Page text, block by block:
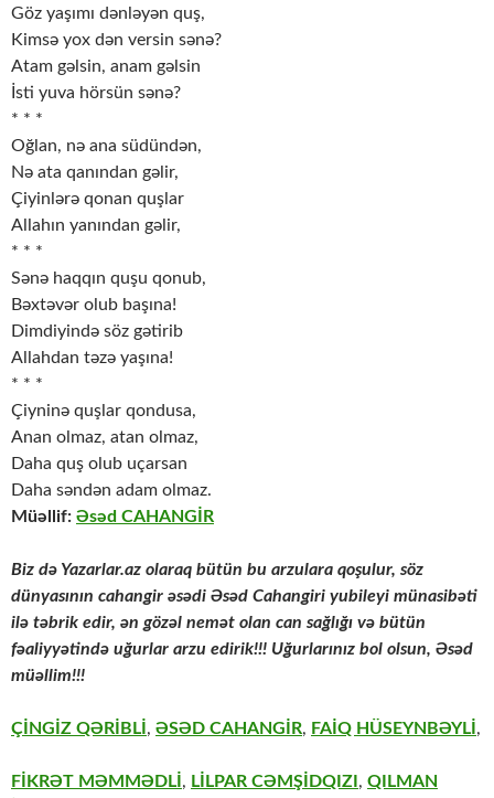
Göz yaşımı dənləyən quş,
Kimsə yox dən versin sənə?
Atam gəlsin, anam gəlsin
İsti yuva hörsün sənə?
* * *
Oğlan, nə ana südündən,
Nə ata qanından gəlir,
Çiyinlərə qonan quşlar
Allahın yanından gəlir,
* * *
Sənə haqqın quşu qonub,
Bəxtəvər olub başına!
Dimdiyində söz gətirib
Allahdan təzə yaşına!
* * *
Çiyninə quşlar qondusa,
Anan olmaz, atan olmaz,
Daha quş olub uçarsan
Daha səndən adam olmaz.
Müəllif: Əsəd CAHANGİR
Biz də Yazarlar.az olaraq bütün bu arzulara qoşulur, söz
dünyasının cahangir əsədi Əsəd Cahangiri yubileyi münasibəti
ilə təbrik edir, ən gözəl nemət olan can sağlığı və bütün
fəaliyyətində uğurlar arzu edirik!!! Uğurlarınız bol olsun, Əsəd
müəllim!!!
ÇİNGİZ QƏRİBLİ , ƏSƏD CAHANGİR, FAİQ HÜSEYNBƏYLİ ,
FİKRƏT MƏMMƏDLİ , LİLPAR CƏMŞİDQIZI , QILMAN